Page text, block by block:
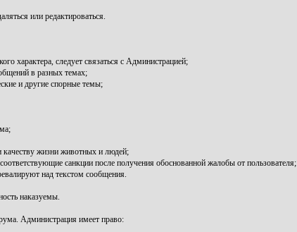
или редактироваться.
характера, следует связаться с Администрацией;
в разных темах;
и другие спорные темы;
жизни животных и людей;
санкции после получения обоснованной жалобы от пользователя;
над текстом сообщения.
наказуемы.
Администрация имеет право: